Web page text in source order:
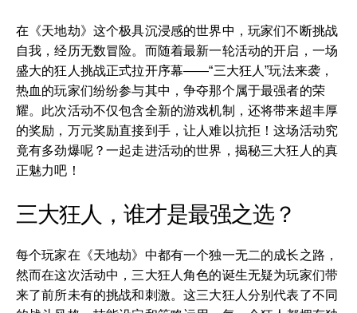
在《天地劫》这个极具沉浸感的世界中，玩家们不断挑战
自我，经历无数冒险。而随着最新一轮活动的开启，一场
盛大的狂人挑战正式拉开序幕——“三大狂人”玩法来袭，
热血的玩家们纷纷参与其中，争夺那个属于最强者的荣
耀。此次活动不仅包含全新的游戏机制，还将带来超丰厚
的奖励，万元奖励直接到手，让人难以抗拒！这场活动究
竟有多劲爆呢？一起走进活动的世界，揭秘三大狂人的真
正魅力吧！
三大狂人，谁才是最强之选？
每个玩家在《天地劫》中都有一个独一无二的成长之路，
然而在这次活动中，三大狂人角色的诞生无疑为玩家们带
来了前所未有的挑战和刺激。这三大狂人分别代表了不同